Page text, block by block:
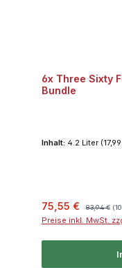
6x Three Sixty
Bundle
Inhalt: 4.2 Liter
Verkaufspreis:
75,55 € 83,94 €
Preise inkl. MwSt.